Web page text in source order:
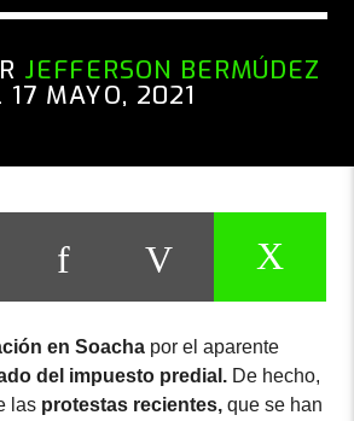
JEFFERSON BERMÚDEZ
17 MAYO, 2021
en Soacha por el aparente
del impuesto predial. De hecho,
las protestas recientes,que se han